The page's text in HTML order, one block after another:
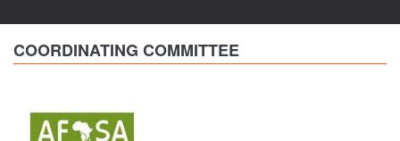
COORDINATING COMMITTEE